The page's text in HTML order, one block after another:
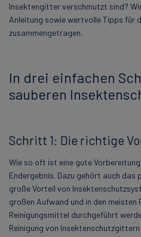
Insektengitter verschmutzt sind?
Anleitung sowie wertvolle Tipps für
zusammengetragen.
In drei einfachen
sauberen
Schritt 1: Die richtige
Wie so oft ist eine gute
Endergebnis. Dazu gehört auch das
große Vorteil von
großen Aufwand und in den meisten
Reinigungsmittel durchgeführt
Reinigung von